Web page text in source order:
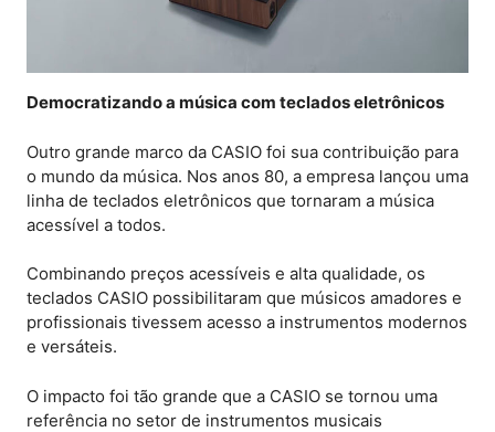
Democratizando a música com teclados eletrônicos
Outro grande marco da CASIO foi sua contribuição para
o mundo da música. Nos anos 80, a empresa lançou uma
linha de teclados eletrônicos que tornaram a música
acessível a todos.
Combinando preços acessíveis e alta qualidade, os
teclados CASIO possibilitaram que músicos amadores e
profissionais tivessem acesso a instrumentos modernos
e versáteis.
O impacto foi tão grande que a CASIO se tornou uma
referência no setor de instrumentos musicais